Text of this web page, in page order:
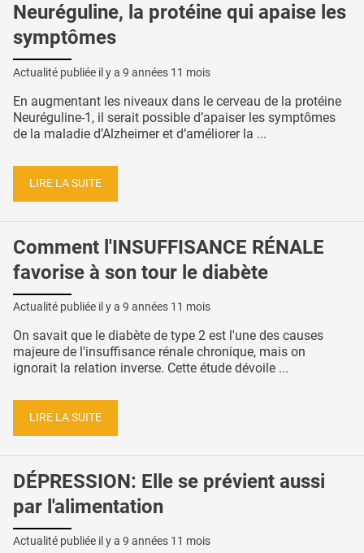
Neuréguline, la protéine qui apaise les
symptômes
Actualité publiée il y a 9 années 11 mois
En augmentant les niveaux dans le cerveau de la protéine
Neuréguline-1, il serait possible d’apaiser les symptômes
de la maladie d’Alzheimer et d’améliorer la ...
LIRE LA SUITE
Comment l'INSUFFISANCE RÉNALE
favorise à son tour le diabète
Actualité publiée il y a 9 années 11 mois
On savait que le diabète de type 2 est l'une des causes
majeure de l'insuffisance rénale chronique, mais on
ignorait la relation inverse. Cette étude dévoile ...
LIRE LA SUITE
DÉPRESSION: Elle se prévient aussi
par l'alimentation
Actualité publiée il y a 9 années 11 mois